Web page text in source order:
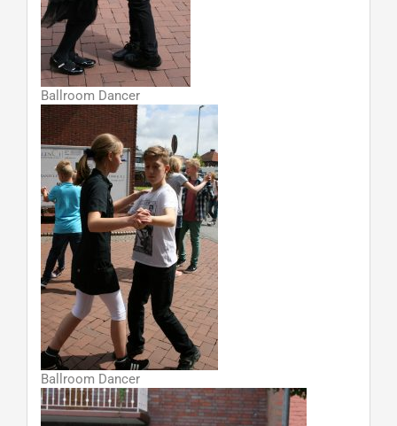
Ballroom Dancer
Ballroom Dancer